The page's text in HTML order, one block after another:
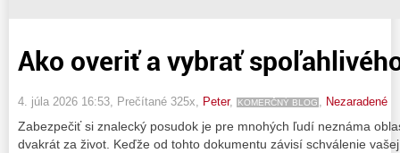
Ako overiť a vybrať
4. júla 2026 16:53 , Prečítané 325x, Peter, KOMERČNÝ BLOG Nezaradené
Zabezpečiť si znalecký posudok je pre mnohých ľudí neznáma
dvakrát za život. Keďže od tohto dokumentu závisí schválenie